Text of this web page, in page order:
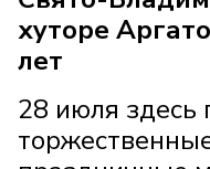
хуторе
лет
28 июля здесь